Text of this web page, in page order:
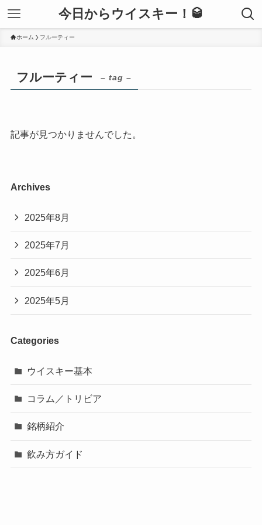
今日からウイスキー！🥃
ホーム フルーティー
フルーティー – tag –
記事が見つかりませんでした。
Archives
2025年8月
2025年7月
2025年6月
2025年5月
Categories
ウイスキー基本
コラム／トリビア
銘柄紹介
飲み方ガイド